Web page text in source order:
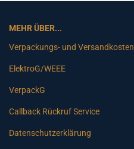
MEHR ÜBER...
Verpackungs- und Versandkosten
ElektroG/WEEE
VerpackG
Callback Rückruf Service
Datenschutzerklärung